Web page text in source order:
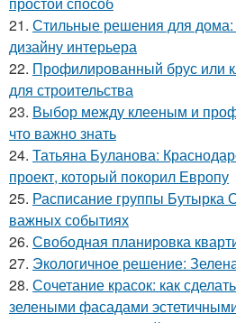
21. Стильные решения для
дизайну интерьера
22. Профилированный брус или
для строительства
23. Выбор между клееным и
что важно знать
24. Татьяна Буланова:
проект, который покорил Европу
25. Расписание группы Бутырка
важных событиях
26. Свободная планировка
27. Экологичное решение:
28. Сочетание красок: как
зелеными фасадами